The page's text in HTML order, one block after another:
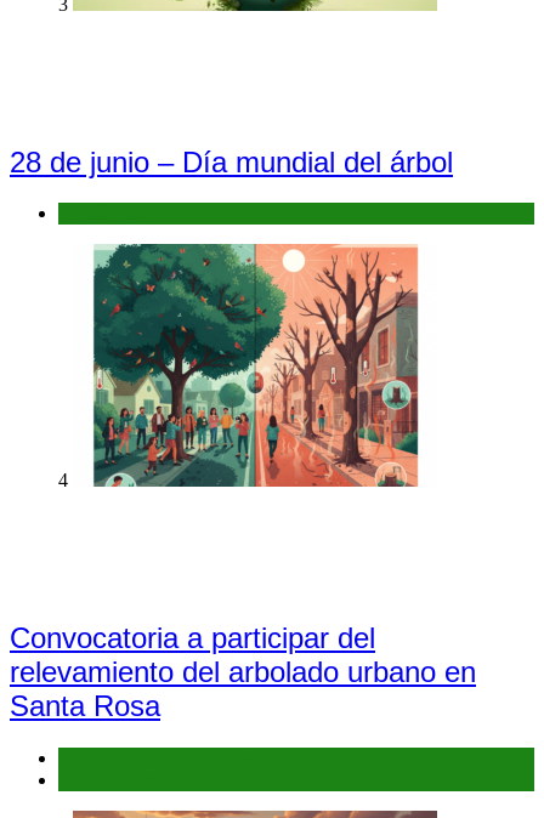
3
28 de junio – Día mundial del árbol
4
Convocatoria a participar del
relevamiento del arbolado urbano en
Santa Rosa